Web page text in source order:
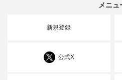
メニュ
新規登録
公式X